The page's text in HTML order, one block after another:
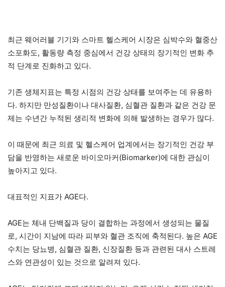
최근 웨어러블 기기와 스마트 헬스케어 시장은 심박수와 혈중산
소포화도, 활동량 측정 중심에서 건강 상태의 장기적인 변화 추
적 단계로 진화하고 있다.
기존 생체지표는 특정 시점의 건강 상태를 보여주는 데 유용하
다. 하지만 만성질환이나 대사질환, 심혈관 질환과 같은 건강 문
제는 수년간 누적된 생리적 변화에 의해 발생하는 경우가 많다.
이 때문에 최근 의료 및 헬스케어 업계에서는 장기적인 건강 부
담을 반영하는 새로운 바이오마커(Biomarker)에 대한 관심이
높아지고 있다.
대표적인 지표가 AGE다.
AGE는 체내 단백질과 당이 결합하는 과정에서 생성되는 물질
로, 시간이 지남에 따라 피부와 혈관 조직에 축적된다. 높은 AGE
수치는 당뇨병, 심혈관 질환, 신장질환 등과 관련된 대사 스트레
스와 연관성이 있는 것으로 알려져 있다.